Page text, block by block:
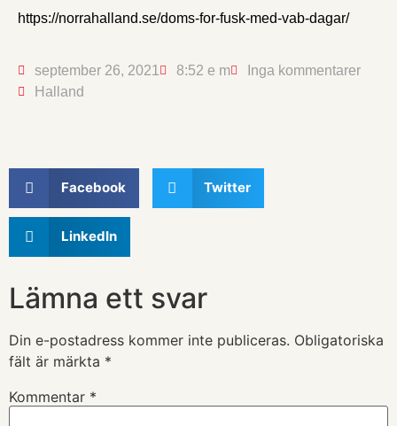
https://norrahalland.se/doms-for-fusk-med-vab-dagar/
september 26, 2021 8:52 e m
Inga kommentarer
Halland
Facebook Twitter
LinkedIn
Lämna ett svar
Din e-postadress kommer inte publiceras. Obligatoriska
fält är märkta *
Kommentar *